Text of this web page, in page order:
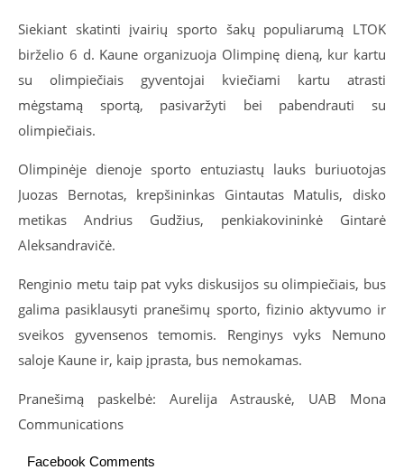
Siekiant skatinti įvairių sporto šakų populiarumą LTOK
birželio 6 d. Kaune organizuoja Olimpinę dieną, kur kartu
su olimpiečiais gyventojai kviečiami kartu atrasti
mėgstamą sportą, pasivaržyti bei pabendrauti su
olimpiečiais.
Olimpinėje dienoje sporto entuziastų lauks buriuotojas
Juozas Bernotas, krepšininkas Gintautas Matulis, disko
metikas Andrius Gudžius, penkiakovininkė Gintarė
Aleksandravičė.
Renginio metu taip pat vyks diskusijos su olimpiečiais, bus
galima pasiklausyti pranešimų sporto, fizinio aktyvumo ir
sveikos gyvensenos temomis. Renginys vyks Nemuno
saloje Kaune ir, kaip įprasta, bus nemokamas.
Pranešimą paskelbė: Aurelija Astrauskė, UAB Mona
Communications
Facebook Comments